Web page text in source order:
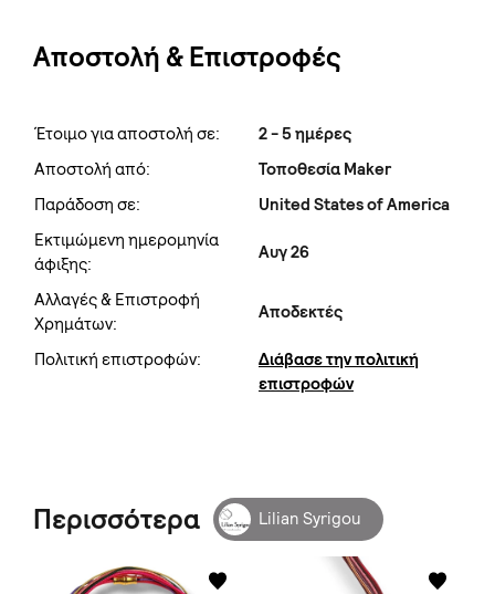
Αποστολή & Επιστροφές
Έτοιμο για αποστολή σε:
2 - 5 ημέρες
Αποστολή από:
Τοποθεσία Maker
Παράδοση σε:
United States of America
Εκτιμώμενη ημερομηνία
άφιξης:
Αυγ 26
Αλλαγές & Επιστροφή
Χρημάτων:
Αποδεκτές
Πολιτική επιστροφών:
Διάβασε την πολιτική
επιστροφών
Περισσότερα Lilian Syrigou